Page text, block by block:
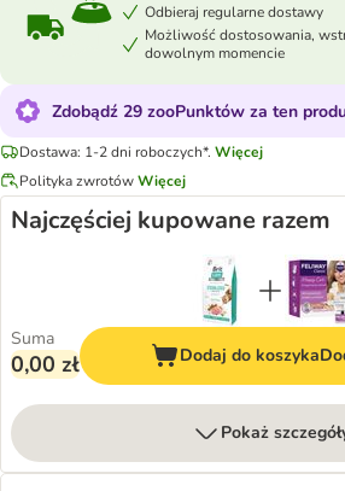
Odbieraj regularne dostawy
Możliwość dostosowania,
dowolnym momencie
Zdobądź 29 zooPunktów za ten
Dostawa: 1-2 dni roboczych*. Więcej
Polityka zwrotówWięcej
Najczęściej kupowane razem
Suma
0,00 zł Dodaj do koszyka
Pokaż